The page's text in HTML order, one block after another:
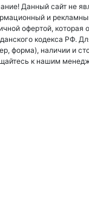
Данный сайт не
и
офертой, которая
кодекса РФ.
форма), наличии и
к нашим